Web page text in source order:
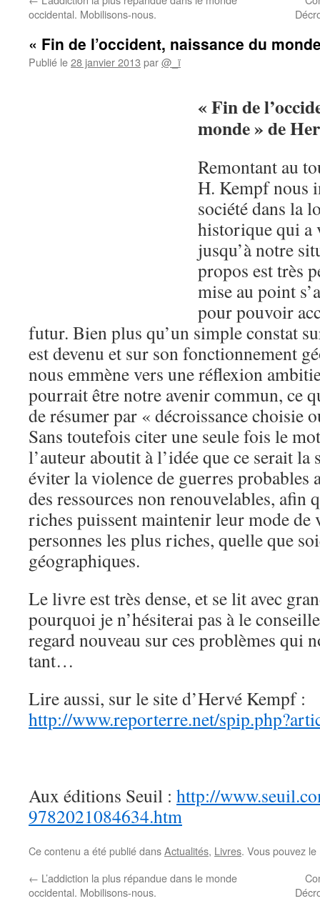
occidental. Mobilisons-nous.
« Fin de l’occident, naissance du
Publié le28 janvier 2013 par@_ï
«Fin de
monde » de
Remontant au
H. Kempf nous
société dans la
historique qui a
jusqu’à notre
propos est très
mise au point
pour pouvoir
futur. Bien plus qu’un simple constat
est devenu et sur son fonctionnement
nous emmène vers une réflexion
pourrait être notre avenir commun, ce
de résumer par « décroissance choisie
Sans toutefois citer une seule fois le
l’auteur aboutit à l’idée que ce serait
éviter la violence de guerres probables
des ressources non renouvelables, afin
riches puissent maintenir leur mode de
personnes les plus riches, quelle que
géographiques.
Le livre est très dense, et se lit avec
pourquoi je n’hésiterai pas à le
regard nouveau sur ces problèmes qui
tant…
Lire aussi, sur le site d’Hervé Kempf :
http://www.reporterre.net/
Aux éditions Seuil : http://
9782021084634.htm
Ce contenu a été publié dansActualités, Livres. Vous pouvez
← L’addiction la plus répandue dans le monde
occidental. Mobilisons-nous.